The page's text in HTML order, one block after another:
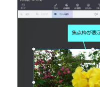
メニューバーの下にある